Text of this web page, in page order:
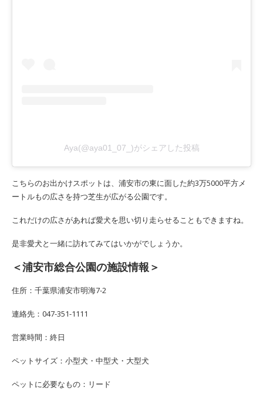
Aya(@aya01_07_)がシェアした投稿
こちらのお出かけスポットは、浦安市の東に面した約3万5000平方メ
ートルもの広さを持つ芝生が広がる公園です。
これだけの広さがあれば愛犬を思い切り走らせることもできますね。
是非愛犬と一緒に訪れてみてはいかがでしょうか。
＜浦安市総合公園の施設情報＞
住所：千葉県浦安市明海7-2
連絡先：047-351-1111
営業時間：終日
ペットサイズ：小型犬・中型犬・大型犬
ペットに必要なもの：リード